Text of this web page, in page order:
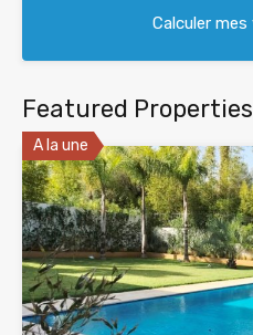
Featured Properties
A la une